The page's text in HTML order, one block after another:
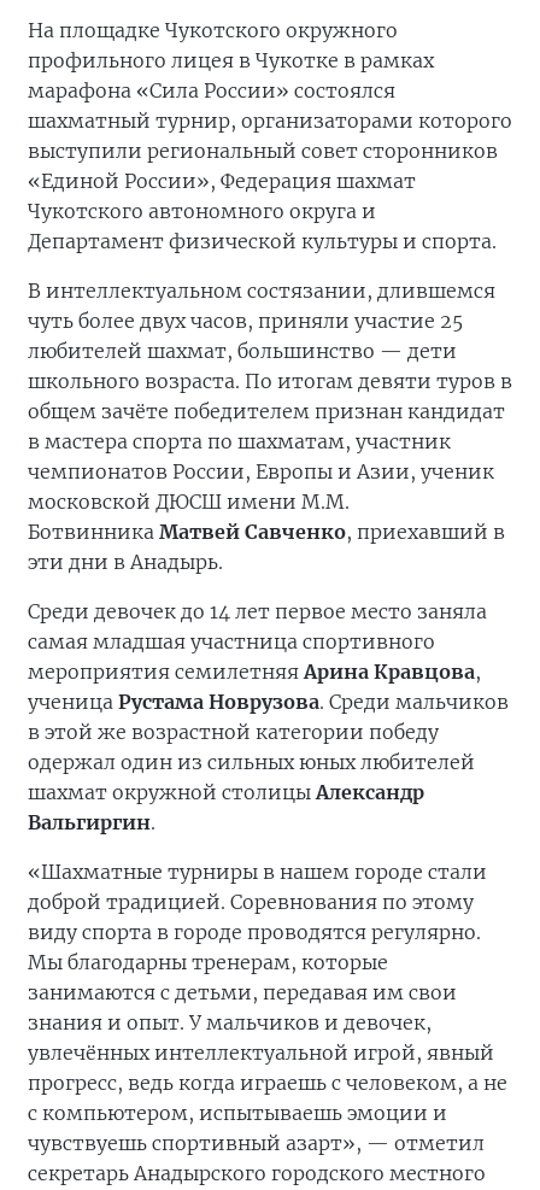
На площадке Чукотского окружного
профильного лицея в Чукотке в рамках
марафона «Сила России» состоялся
шахматный турнир, организаторами которого
выступили региональный совет сторонников
«Единой России», Федерация шахмат
Чукотского автономного округа и
Департамент физической культуры и спорта.
В интеллектуальном состязании, длившемся
чуть более двух часов, приняли участие 25
любителей шахмат, большинство — дети
школьного возраста. По итогам девяти туров в
общем зачёте победителем признан кандидат
в мастера спорта по шахматам, участник
чемпионатов России, Европы и Азии, ученик
московской ДЮСШ имени М.М.
Ботвинника Матвей Савченко, приехавший в
эти дни в Анадырь.
Среди девочек до 14 лет первое место заняла
самая младшая участница спортивного
мероприятия семилетняяАрина Кравцова,
ученица Рустама Новрузова. Среди мальчиков
в этой же возрастной категории победу
одержал один из сильных юных любителей
шахмат окружной столицыАлександр
Вальгиргин.
«Шахматные турниры в нашем городе стали
доброй традицией. Соревнования по этому
виду спорта в городе проводятся регулярно.
Мы благодарны тренерам, которые
занимаются с детьми, передавая им свои
знания и опыт. У мальчиков и девочек,
увлечённых интеллектуальной игрой, явный
прогресс, ведь когда играешь с человеком, а не
с компьютером, испытываешь эмоции и
чувствуешь спортивный азарт», — отметил
секретарь Анадырского городского местного